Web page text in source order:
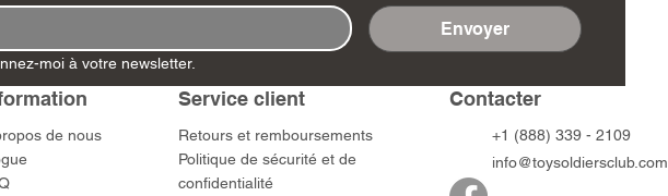
Envoyer
moi à votre newsletter.
de nous
Service client
​Retours et remboursements
Politique de sécurité et de
confidentialité
​Contacter
+1 (888) 339 - 2109
info@toysoldiersclub.com